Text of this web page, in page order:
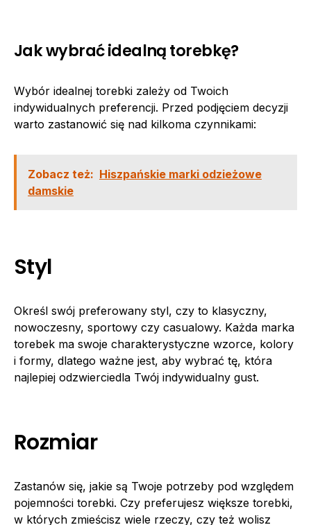
Jak wybrać idealną torebkę?
Wybór idealnej torebki zależy od Twoich
indywidualnych preferencji. Przed podjęciem decyzji
warto zastanowić się nad kilkoma czynnikami:
Zobacz też: Hiszpańskie marki odzieżowe
damskie
Styl
Określ swój preferowany styl, czy to klasyczny,
nowoczesny, sportowy czy casualowy. Każda marka
torebek ma swoje charakterystyczne wzorce, kolory
i formy, dlatego ważne jest, aby wybrać tę, która
najlepiej odzwierciedla Twój indywidualny gust.
Rozmiar
Zastanów się, jakie są Twoje potrzeby pod względem
pojemności torebki. Czy preferujesz większe torebki,
w których zmieścisz wiele rzeczy, czy też wolisz